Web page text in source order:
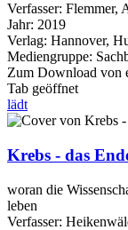
Verfasser: Flemmer,
Jahr: 2019
Verlag: Hannover,
Mediengruppe:
Zum Download von
Tab geöffnet
lädt
Krebs - das
woran die
leben
Verfasser: